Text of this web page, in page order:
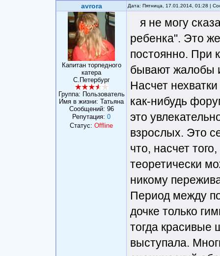
avrora Дата: Пятница, 17.01.2014, 01:28 |
Капитан торпедного
катера
С.Петербург
Группа: Пользователь
Имя в жизни: Татьяна
Сообщений: 96
Репутация: 0
Статус: Offline
я не могу
ребенка". Это
постоянно. При
бывают жалобы
Насчет
как-нибудь
это
взрослых. Это
что, насчет
теоретически
никому
Период между
дочке только
тогда красивые
выступала.